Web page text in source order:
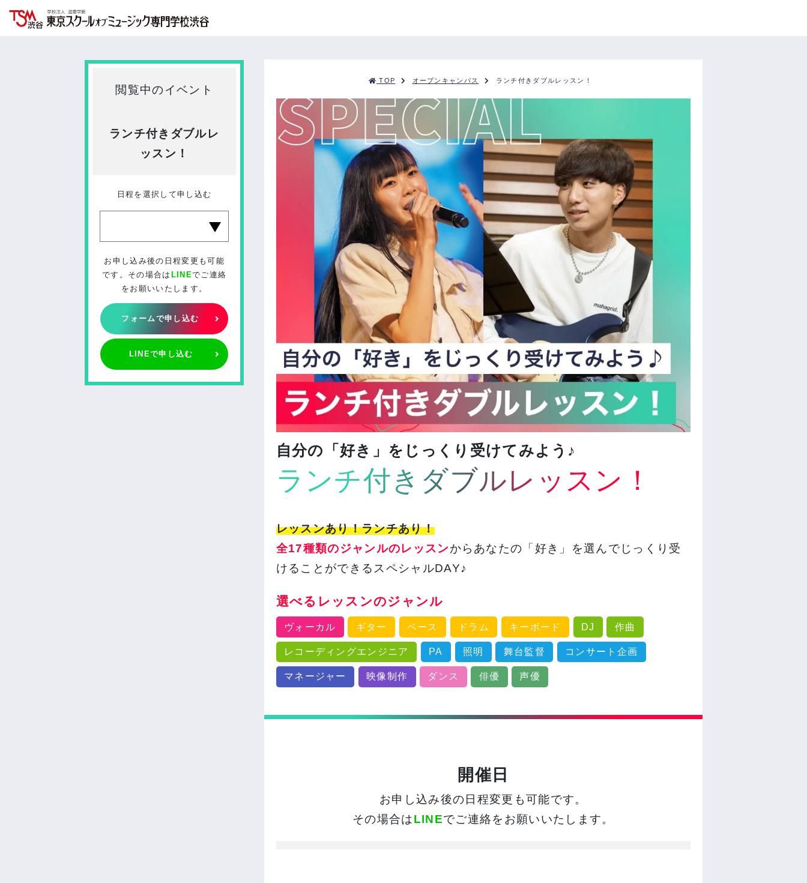
閲覧中のイベント
ランチ付きダブルレ
ッスン！
日程を選択して申し込む
お申し込み後の日程変更も可能
です。その場合は LINEでご連絡
をお願いいたします。
フォームで申し込む
LINEで申し込む
TOP オープンキャンパス ランチ付きダブルレッスン！
自分の「好き」をじっくり受けてみよう♪
ランチ付きダブルレッスン！
レッスンあり！ランチあり！
全17種類のジャンルのレッスンからあなたの「好き」を選んでじっくり受
けることができるスペシャルDAY♪
選べるレッスンのジャンル
ヴォーカル ギター ベース ドラム キーボード DJ 作曲
レコーディングエンジニア PA 照明 舞台監督 コンサート企画
マネージャー 映像制作 ダンス 俳優 声優
開催日
お申し込み後の日程変更も可能です。
その場合はLINEでご連絡をお願いいたします。